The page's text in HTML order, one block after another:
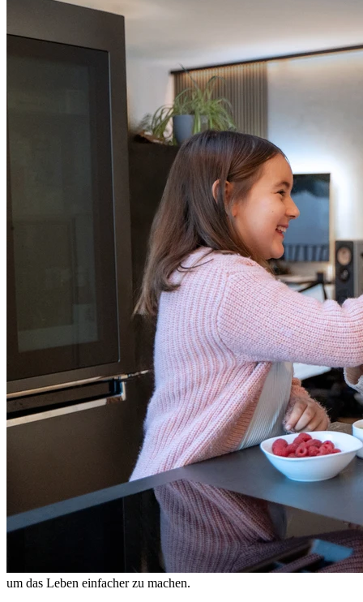
um das Leben einfacher zu machen.